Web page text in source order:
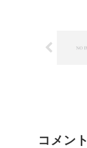
コメント